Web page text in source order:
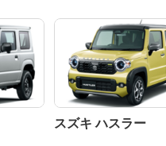
スズキ ハスラー